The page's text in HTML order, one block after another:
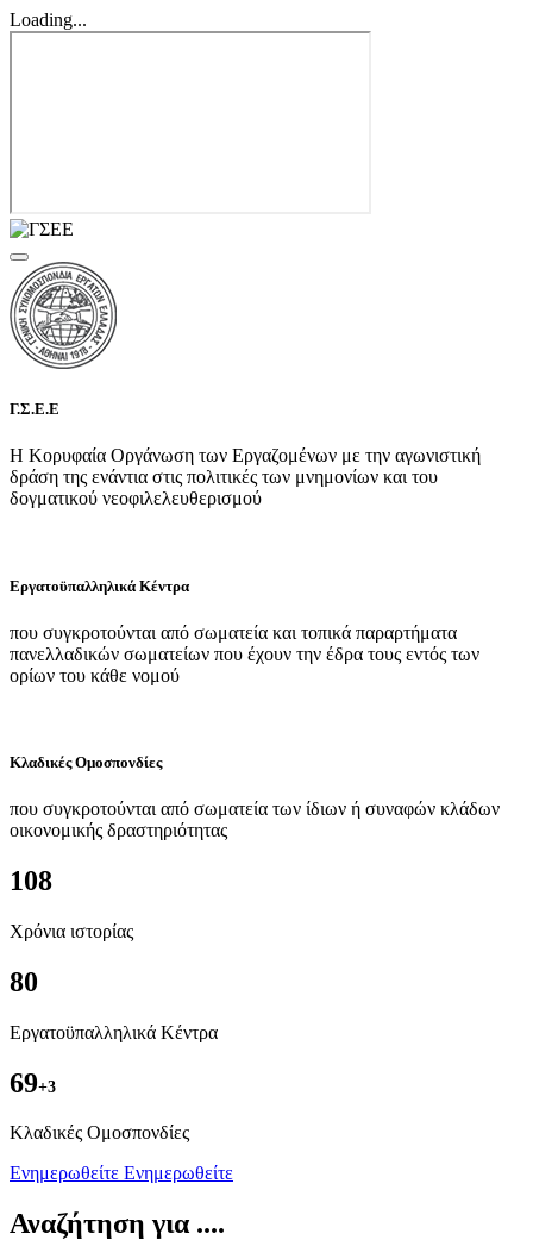
Loading...
Γ.Σ.Ε.Ε
Η Κορυφαία Οργάνωση των Εργαζομένων με την αγωνιστική
δράση της ενάντια στις πολιτικές των μνημονίων και του
δογματικού νεοφιλελευθερισμού
Εργατοϋπαλληλικά Κέντρα
που συγκροτούνται από σωματεία και τοπικά παραρτήματα
πανελλαδικών σωματείων που έχουν την έδρα τους εντός των
ορίων του κάθε νομού
Κλαδικές Ομοσπονδίες
που συγκροτούνται από σωματεία των ίδιων ή συναφών κλάδων
οικονομικής δραστηριότητας
108
Χρόνια ιστορίας
80
Εργατοϋπαλληλικά Κέντρα
69+3
Kλαδικές Ομοσπονδίες
Ενημερωθείτε Ενημερωθείτε
Αναζήτηση για ....